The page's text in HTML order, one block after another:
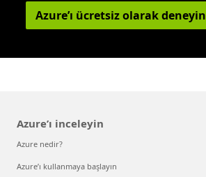
Azure’ı ücretsiz olarak deneyin
Azure’ı inceleyin
Azure nedir?
Azure’ı kullanmaya başlayın